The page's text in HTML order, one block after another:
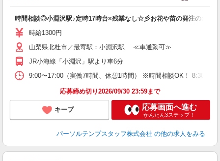
時間相談◎小淵沢駅♪定時17時台×残業なし☆彡お花や苗の発注のオシ
時給1300円
山梨県北杜市／最寄駅：小淵沢駅 ≪車通勤可≫
JR小海線「小淵沢」駅より車6分
9:00〜17:00（実働7時間、休憩1時間） ※時間相談OK！ 8:30〜
応募締め切り2026/09/30 23:59まで
キープ 応募画面へ進む
かんたん3ステップ！
パーソルテンプスタッフ株式会社 の他の求人をみる